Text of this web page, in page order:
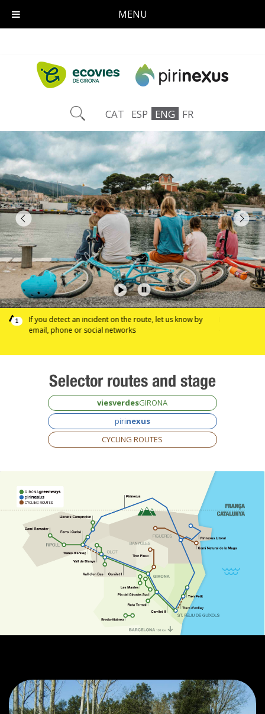
CAT ESP ENG FR
1
by
If you detect an incident on the route, let us know by
email, phone or social networks
Selector routes and stage
viesverdesGIRONA
pirinexus
CYCLING ROUTES
MENU